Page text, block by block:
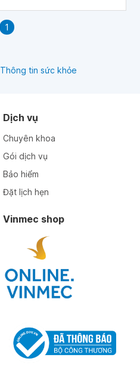
1
Thông tin sức khỏe
Dịch vụ
Chuyên khoa
Gói dịch vụ
Bảo hiểm
Đặt lịch hẹn
Vinmec shop